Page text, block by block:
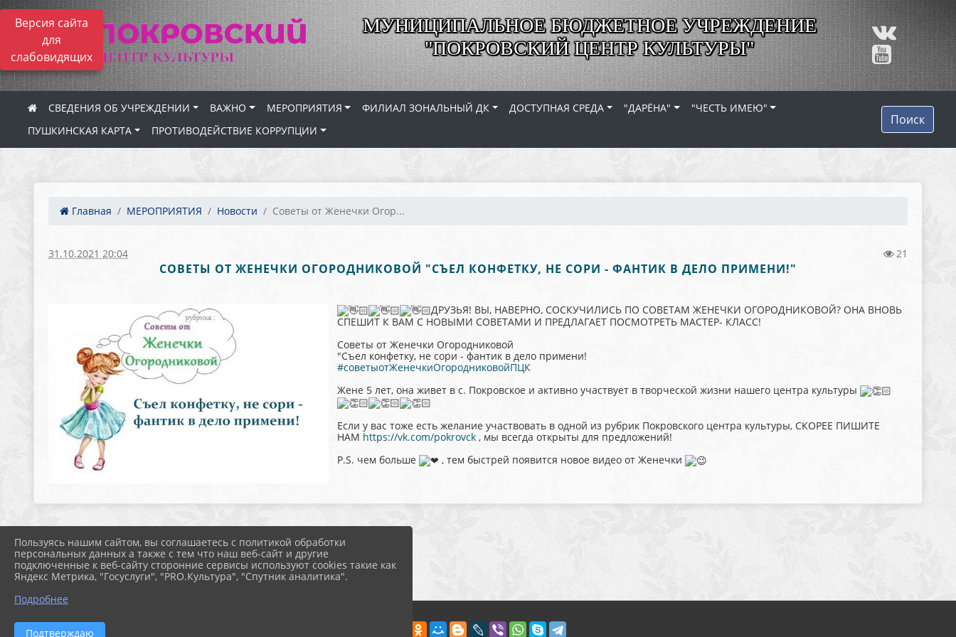
Версия сайта
для
слабовидящих
МУНИЦИПАЛЬНОЕ БЮДЖЕТНОЕ УЧРЕЖДЕНИЕ
"ПОКРОВСКИЙ ЦЕНТР КУЛЬТУРЫ"
СВЕДЕНИЯ ОБ УЧРЕЖДЕНИИ ВАЖНО МЕРОПРИЯТИЯ ФИЛИАЛ ЗОНАЛЬНЫЙ ДК ДОСТУПНАЯ СРЕДА "ДАРЁНА"
"ЧЕСТЬ ИМЕЮ"
ПУШКИНСКАЯ КАРТА
ПРОТИВОДЕЙСТВИЕ КОРРУПЦИИ
Поиск
Главная МЕРОПРИЯТИЯ Новости Советы от Женечки Огор...
31.10.2021 20:04 21
СОВЕТЫ ОТ ЖЕНЕЧКИ ОГОРОДНИКОВОЙ "СЪЕЛ КОНФЕТКУ, НЕ СОРИ - ФАНТИК В ДЕЛО ПРИМЕНИ!"
ДРУЗЬЯ! ВЫ, НАВЕРНО, СОСКУЧИЛИСЬ ПО СОВЕТАМ ЖЕНЕЧКИ ОГОРОДНИКОВОЙ? ОНА ВНОВЬ
СПЕШИТ К ВАМ С НОВЫМИ СОВЕТАМИ И ПРЕДЛАГАЕТ ПОСМОТРЕТЬ МАСТЕР- КЛАСС!
Советы от Женечки Огородниковой
"Съел конфетку, не сори - фантик в дело примени!
#советыотЖенечкиОгородниковойПЦК
Жене 5 лет, она живет в с. Покровское и активно участвует в творческой жизни нашего центра культуры
Если у вас тоже есть желание участвовать в одной из рубрик Покровского центра культуры, СКОРЕЕ ПИШИТЕ
НАМ https://vk.com/pokrovck, мы всегда открыты для предложений!
P.S. чем больше
, тем быстрей появится новое видео от Женечки
Пользуясь нашим сайтом, вы соглашаетесь с политикой обработки
персональных данных а также с тем что наш веб-сайт и другие
подключенные к веб-сайту сторонние сервисы используют cookies такие как
Яндекс Метрика, "Госуслуги", "PRO.Культура", "Спутник аналитика".
Подробнее
Подтверждаю